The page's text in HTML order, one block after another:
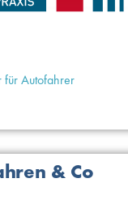
für Autofahrer
& Co